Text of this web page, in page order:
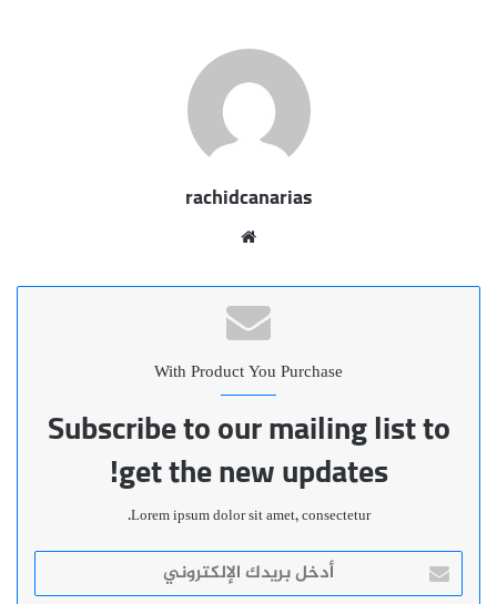
rachidcanarias
With Product You Purchase
Subscribe to our mailing list to
get the new updates!
Lorem ipsum dolor sit amet, consectetur.
أدخل
بريدك